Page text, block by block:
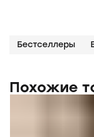
Бестселлеры
Похожие